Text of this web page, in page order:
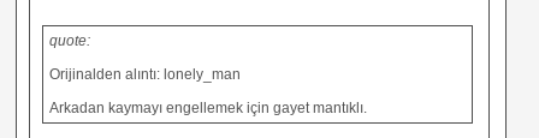
quote:
Orijinalden alıntı: lonely_man
Arkadan kaymayı engellemek için gayet mantıklı.